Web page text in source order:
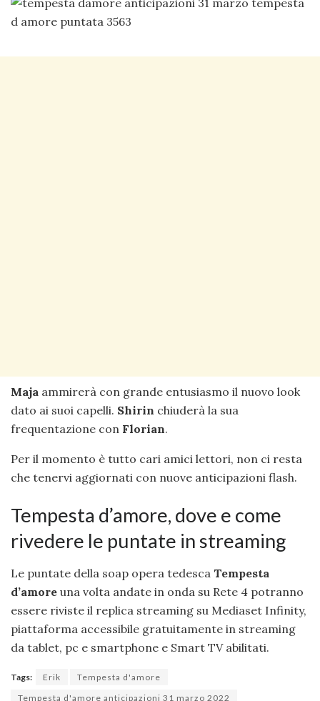
Maja ammirerà con grande entusiasmo il nuovo look
dato ai suoi capelli. Shirin chiuderà la sua
frequentazione con Florian.
Per il momento è tutto cari amici lettori, non ci resta
che tenervi aggiornati con nuove anticipazioni flash.
Tempesta d’amore, dove e come
rivedere le puntate in streaming
Le puntate della soap opera tedesca Tempesta
d’amore una volta andate in onda su Rete 4 potranno
essere riviste il replica streaming su Mediaset Infinity,
piattaforma accessibile gratuitamente in streaming
da tablet, pc e smartphone e Smart TV abilitati.
Tags: Erik
Tempesta d'amore
Tempesta d'amore anticipazioni 31 marzo 2022